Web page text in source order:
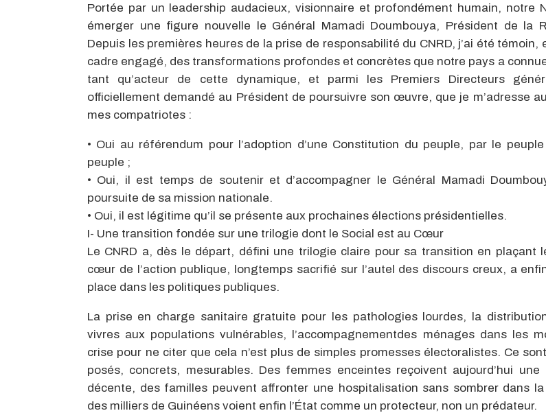
Portée par un leadership audacieux, visionnaire et profondément humain, notre
émerger une figure nouvelle le Général Mamadi Doumbouya, Président de la
Depuis les premières heures de la prise de responsabilité du CNRD, j’ai été témoin,
cadre engagé, des transformations profondes et concrètes que notre pays a
tant qu’acteur de cette dynamique, et parmi les Premiers Directeurs
officiellement demandé au Président de poursuivre son œuvre, que je m’adresse
mes compatriotes :
• Oui au référendum pour l’adoption d’une Constitution du peuple, par le
peuple ;
• Oui, il est temps de soutenir et d’accompagner le Général Mamadi
poursuite de sa mission nationale.
• Oui, il est légitime qu’il se présente aux prochaines élections présidentielles.
I- Une transition fondée sur une trilogie dont le Social est au Cœur
Le CNRD a, dès le départ, défini une trilogie claire pour sa transition en plaçant l
cœur de l’action publique, longtemps sacrifié sur l’autel des discours creux, a
place dans les politiques publiques.
La prise en charge sanitaire gratuite pour les pathologies lourdes, la
vivres aux populationsvulnérables, l’accompagnementdes ménages dans les
crise pour ne citer que cela n’est plus de simples promesses électoralistes. Ce
posés, concrets, mesurables. Des femmes enceintes reçoivent aujourd’hui une
décente, des familles peuvent affronter une hospitalisation sans sombrer dans
des milliers de Guinéens voient enfin l’État comme un protecteur, non un prédateur.